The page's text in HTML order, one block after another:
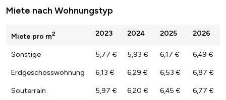
Miete nach Wohnungstyp
Miete pro m2 2023 2024 2025 2026
Sonstige 5,77 € 5,93 € 6,17 € 6,49 €
Erdgeschosswohnung 6,13 € 6,29 € 6,53 € 6,87 €
Souterrain 5,97 € 6,20 € 6,45 € 6,77 €